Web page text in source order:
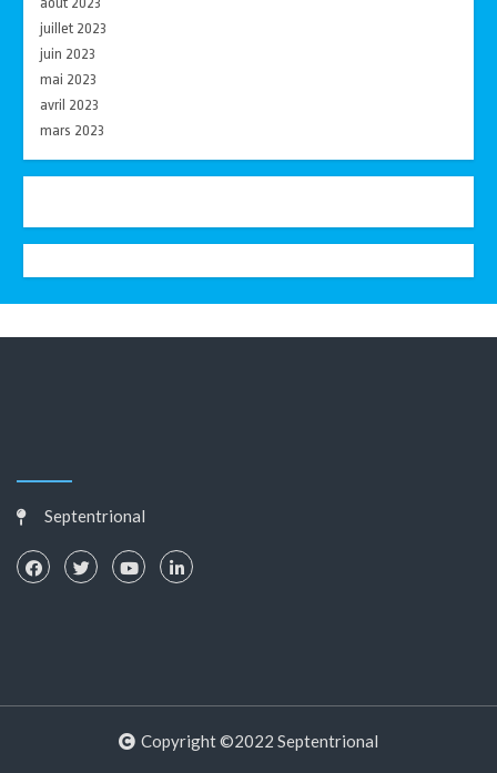
juillet 2023
juin 2023
mai 2023
avril 2023
mars 2023
Septentrional
Copyright ©2022 Septentrional